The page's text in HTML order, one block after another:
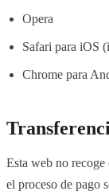
Opera
Safari para iOS
Chrome para
Esta web no recoge
el proceso de pago